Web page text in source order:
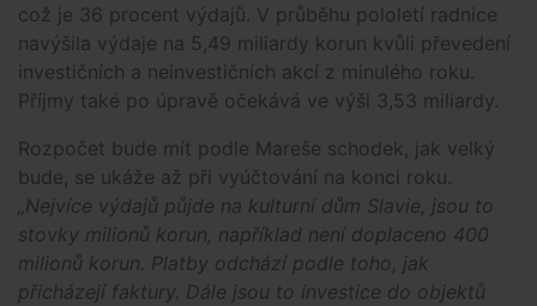
což je 36 procent výdajů. V průběhu pololetí radnice
navýšila výdaje na 5,49 miliardy korun kvůli převedení
investičních a neinvestičních akcí z minulého roku.
Příjmy také po úpravě očekává ve výši 3,53 miliardy.
Rozpočet bude mít podle Mareše schodek, jak velký
bude, se ukáže až při vyúčtování na konci roku.
„Nejvíce výdajů půjde na kulturní dům Slavie, jsou to
stovky milionů korun, například není doplaceno 400
milionů korun. Platby odchází podle toho, jak
přicházejí faktury. Dále jsou to investice do objektů